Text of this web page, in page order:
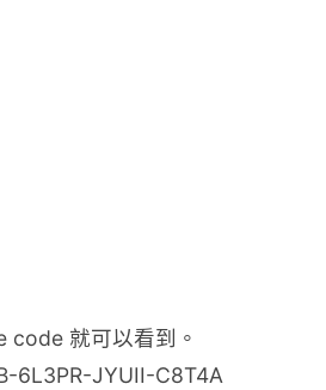
code 就可以看到。
6L3PR-JYUII-C8T4A